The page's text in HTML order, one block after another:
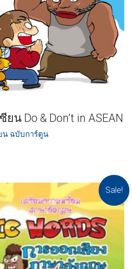
น Do & Don’t in ASEAN
น ฉบับการ์ตูน
Sale!